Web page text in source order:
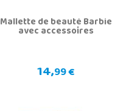
Mallette de beauté Barbie
avec accessoires
14,99 €